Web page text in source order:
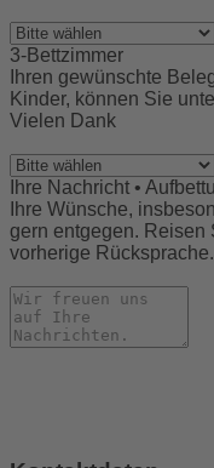
3-Bettzimmer
Ihren gewünschte
Kinder, können Sie
Vielen Dank
Ihre Nachricht •
Ihre Wünsche,
gern entgegen. Reisen
vorherige